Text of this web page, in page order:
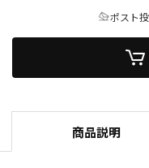
ポスト
商品説明